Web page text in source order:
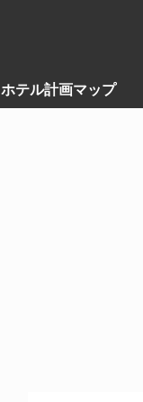
ホテル計画マップ